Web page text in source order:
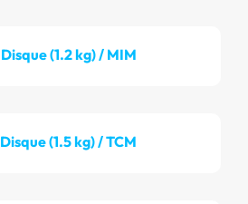
Disque (1.2 kg) / MIM
Disque (1.5 kg) / TCM